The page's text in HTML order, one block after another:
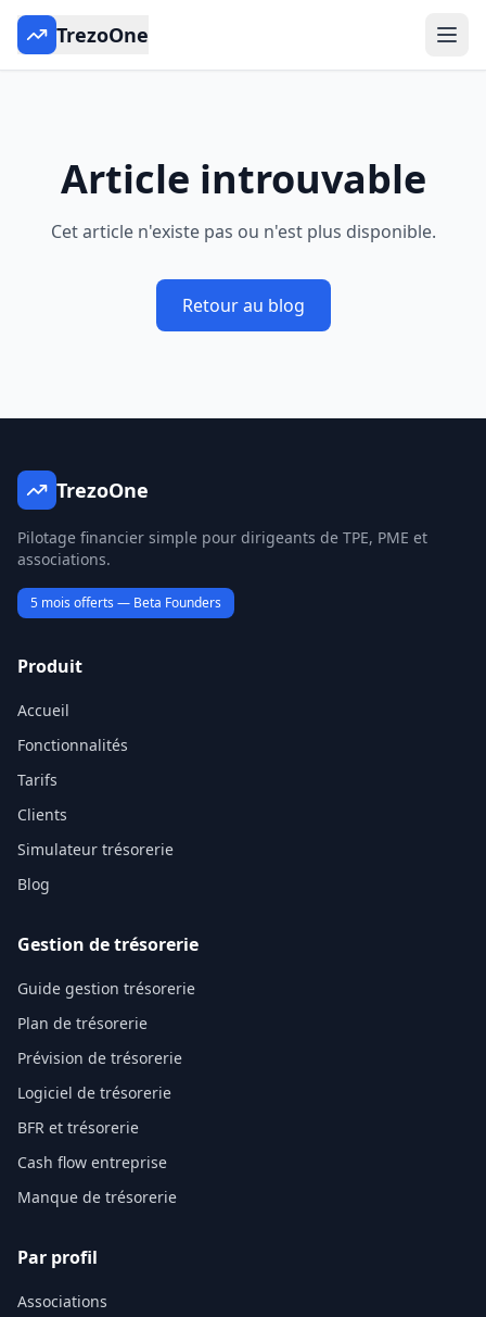
TrezoOne
Article introuvable
Cet article n'existe pas ou n'est plus disponible.
Retour au blog
TrezoOne
Pilotage financier simple pour dirigeants de TPE, PME et
associations.
5 mois offerts — Beta Founders
Produit
Accueil
Fonctionnalités
Tarifs
Clients
Simulateur trésorerie
Blog
Gestion de trésorerie
Guide gestion trésorerie
Plan de trésorerie
Prévision de trésorerie
Logiciel de trésorerie
BFR et trésorerie
Cash flow entreprise
Manque de trésorerie
Par profil
Associations